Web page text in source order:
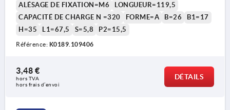
ALÉSAGE DE FIXATION=M6
LONGUEUR=119,5
CAPACITÉ DE CHARGE N =320
FORME=A B=26
B1=17
H=35
L1=67,5 S=5,8 P2=15,5
Référence: K0189.109406
3,48 €
hors TVA
hors frais d’envoi
DÉTAILS